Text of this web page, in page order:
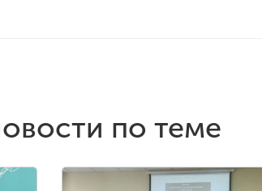
по теме